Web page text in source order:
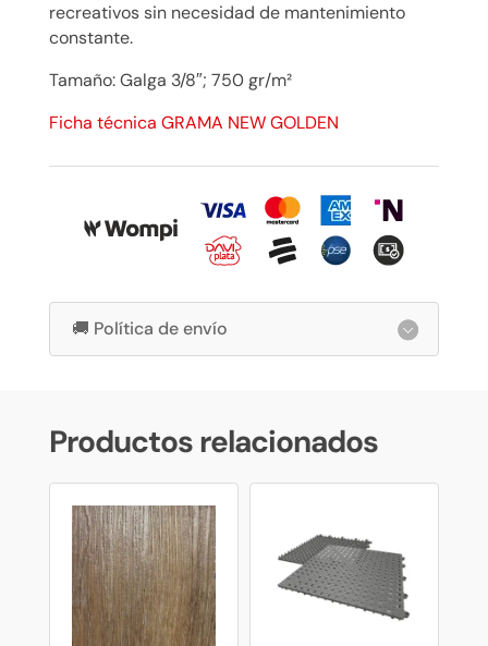
recreativos sin necesidad de mantenimiento
constante.
Tamaño: Galga 3/8″; 750 gr/m²
Ficha técnica GRAMA NEW GOLDEN
🚚 Política de envío
Productos relacionados